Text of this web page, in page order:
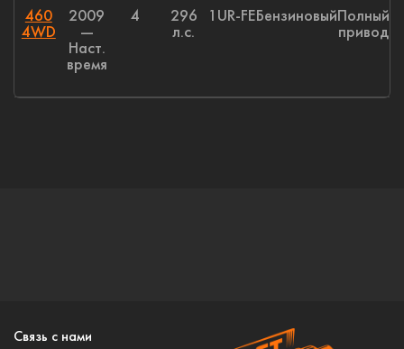
460
4WD
2009
—
Наст.
время
4
296
л.с.
1UR-FEБензиновый Полный
привод
Связь с нами